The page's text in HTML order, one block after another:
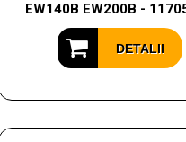
EW140B EW200B -
DETALII